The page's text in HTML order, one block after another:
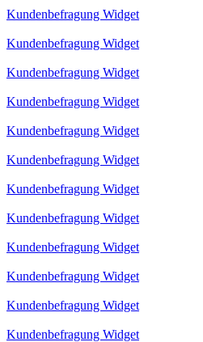
Kundenbefragung Widget
Kundenbefragung Widget
Kundenbefragung Widget
Kundenbefragung Widget
Kundenbefragung Widget
Kundenbefragung Widget
Kundenbefragung Widget
Kundenbefragung Widget
Kundenbefragung Widget
Kundenbefragung Widget
Kundenbefragung Widget
Kundenbefragung Widget